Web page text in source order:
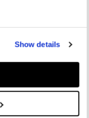
Show details
50€ y devolución gratuita